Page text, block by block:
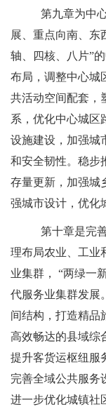
第九章为中
展、重点向南、东
轴、四核、八片”
布局，调整中心城
共活动空间配套，
系，优化中心城区
设施建设，加强城
和安全韧性。稳步
存量更新，加强城
强城市设计，优化
第十章是完
理布局农业、工业
业集群，
“两绿一
代服务业集群发展
间结构，打造精品
高效畅达的县域综
提升客货运枢纽服
完善全域公共服务
进一步优化城镇社